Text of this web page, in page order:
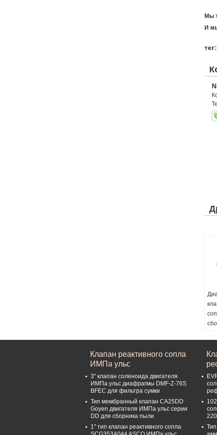
Мы
И
тег:
1
Клапан реактивного сопла
ИМПа ульс
3" клапан соленоида двигателя
ИМПа ульс диафрагмы DMF-Z-76S
BFEC для фильтра сумки
Тип мембранный клапан CA25DD
Goyen двигателя ИМПа ульс серии
DD для сборника пыли
1" тип клапан реактивного сопла